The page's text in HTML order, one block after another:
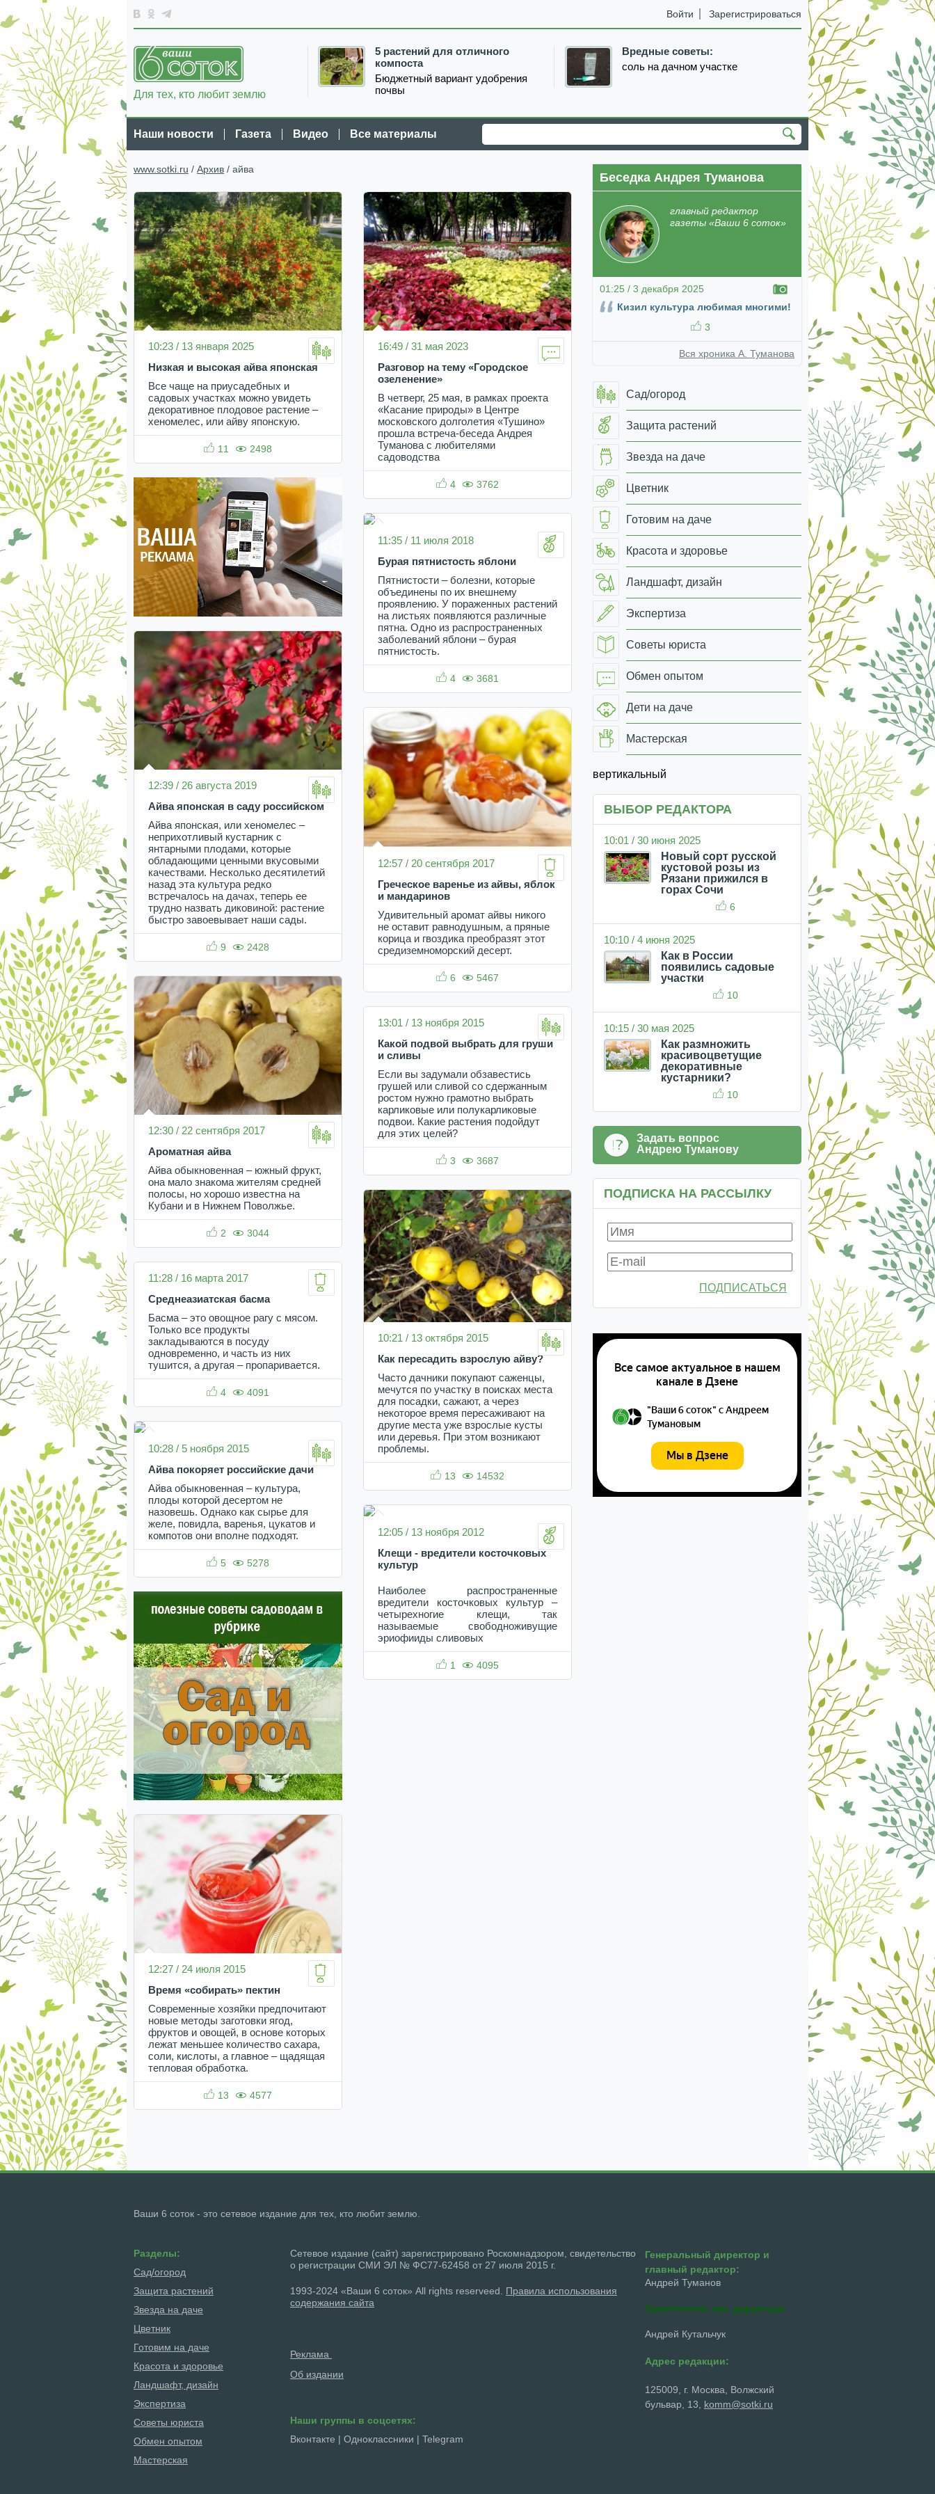
Войти Зарегистрироваться
5 растений для отличного
компоста
Бюджетный вариант удобрения
почвы
Вредные советы:
соль на дачном участке
Для тех, кто любит землю
Наши новости Газета Видео Все материалы
www.sotki.ru / Архив / айва
10:23 / 13 января 2025
Низкая и высокая айва японская
Все чаще на приусадебных и
садовых участках можно увидеть
декоративное плодовое растение –
хеномелес, или айву японскую.
11 2498
12:39 / 26 августа 2019
Айва японская в саду российском
Айва японская, или хеномелес –
неприхотливый кустарник с
янтарными плодами, которые
обладающими ценными вкусовыми
качествами. Несколько десятилетий
назад эта культура редко
встречалось на дачах, теперь ее
трудно назвать диковиной: растение
быстро завоевывает наши сады.
9 2428
12:30 / 22 сентября 2017
Ароматная айва
Айва обыкновенная – южный фрукт,
она мало знакома жителям средней
полосы, но хорошо известна на
Кубани и в Нижнем Поволжье.
2 3044
11:28 / 16 марта 2017
Среднеазиатская басма
Басма – это овощное рагу с мясом.
Только все продукты
закладываются в посуду
одновременно, и часть из них
тушится, а другая – пропаривается.
4 4091
10:28 / 5 ноября 2015
Айва покоряет российские дачи
Айва обыкновенная – культура,
плоды которой десертом не
назовешь. Однако как сырье для
желе, повидла, варенья, цукатов и
компотов они вполне подходят.
5 5278
12:27 / 24 июля 2015
Время «собирать» пектин
Современные хозяйки предпочитают
новые методы заготовки ягод,
фруктов и овощей, в основе которых
лежат меньшее количество сахара,
соли, кислоты, а главное – щадящая
тепловая обработка.
13 4577
16:49 / 31 мая 2023
Разговор на тему «Городское
озеленение»
В четверг, 25 мая, в рамках проекта
«Касание природы» в Центре
московского долголетия «Тушино»
прошла встреча-беседа Андрея
Туманова с любителями
садоводства
4 3762
11:35 / 11 июля 2018
Бурая пятнистость яблони
Пятнистости – болезни, которые
объединены по их внешнему
проявлению. У пораженных растений
на листьях появляются различные
пятна. Одно из распространенных
заболеваний яблони – бурая
пятнистость.
4 3681
12:57 / 20 сентября 2017
Греческое варенье из айвы, яблок
и мандаринов
Удивительный аромат айвы никого
не оставит равнодушным, а пряные
корица и гвоздика преобразят этот
средиземноморский десерт.
6 5467
13:01 / 13 ноября 2015
Какой подвой выбрать для груши
и сливы
Если вы задумали обзавестись
грушей или сливой со сдержанным
ростом нужно грамотно выбрать
карликовые или полукарликовые
подвои. Какие растения подойдут
для этих целей?
3 3687
10:21 / 13 октября 2015
Как пересадить взрослую айву?
Часто дачники покупают саженцы,
мечутся по участку в поисках места
для посадки, сажают, а через
некоторое время пересаживают на
другие места уже взрослые кусты
или деревья. При этом возникают
проблемы.
13 14532
12:05 / 13 ноября 2012
Клещи - вредители косточковых
культур
Наиболее распространенные
вредители косточковых культур –
четырехногие клещи, так
называемые свободноживущие
эриофииды сливовых
1 4095
Беседка Андрея Туманова
главный редактор
газеты «Ваши 6 соток»
01:25 / 3 декабря 2025
Кизил культура любимая многими!
3
Вся хроника А. Туманова
Сад/огород
Защита растений
Звезда на даче
Цветник
Готовим на даче
Красота и здоровье
Ландшафт, дизайн
Экспертиза
Советы юриста
Обмен опытом
Дети на даче
Мастерская
вертикальный
ВЫБОР РЕДАКТОРА
10:01 / 30 июня 2025
Новый сорт русской
кустовой розы из
Рязани прижился в
горах Сочи
6
10:10 / 4 июня 2025
Как в России
появились садовые
участки
10
10:15 / 30 мая 2025
Как размножить
красивоцветущие
декоративные
кустарники?
10
Задать вопрос
Андрею Туманову
ПОДПИСКА НА РАССЫЛКУ
ПОДПИСАТЬСЯ
Ваши 6 соток - это сетевое издание для тех, кто любит землю.
Разделы:
Сад/огород
Защита растений
Звезда на даче
Цветник
Готовим на даче
Красота и здоровье
Ландшафт, дизайн
Экспертиза
Советы юриста
Обмен опытом
Мастерская
Сетевое издание (сайт) зарегистрировано Роскомнадзором, свидетельство
о регистрации СМИ ЭЛ № ФС77-62458 от 27 июля 2015 г.
1993-2024 «Ваши 6 соток» All rights reserveed. Правила использования
содержания сайта
Реклама
Об издании
Наши группы в соцсетях:
Вконтакте | Одноклассники | Telegram
Генеральный директор и
главный редактор:
Андрей Туманов
Заместитель ген. директора
Андрей Кутальчук
Адрес редакции:
125009, г. Москва, Волжский
бульвар, 13, komm@sotki.ru